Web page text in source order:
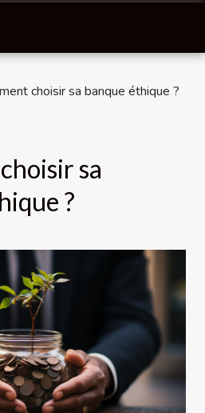
choisir sa banque éthique ?
sa
?